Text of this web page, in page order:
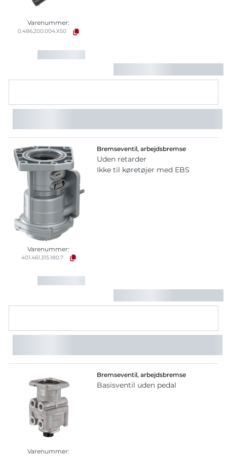
Varenummer:
0.486.200.004.X50
Varenummer:
401.461.315.180.7
Bremseventil, arbejdsbremse
Uden retarder
Ikke til køretøjer med EBS
Varenummer:
Bremseventil, arbejdsbremse
Basisventil uden pedal